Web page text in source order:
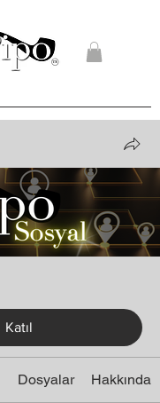
Katıl
Dosyalar Hakkında